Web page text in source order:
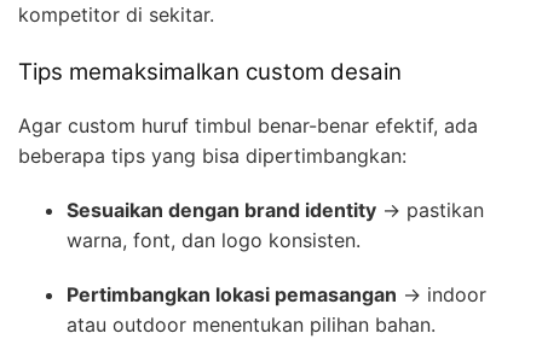
kompetitor di sekitar.
Tips memaksimalkan custom desain
Agar custom huruf timbul benar-benar efektif, ada
beberapa tips yang bisa dipertimbangkan:
Sesuaikan dengan brand identity → pastikan
warna, font, dan logo konsisten.
Pertimbangkan lokasi pemasangan → indoor
atau outdoor menentukan pilihan bahan.